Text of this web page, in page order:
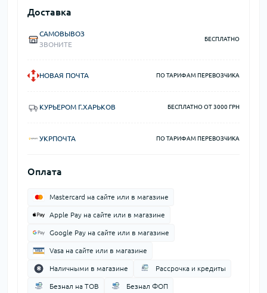
Доставка
САМОВЫВОЗ
ЗВОНИТЕ
БЕСПЛАТНО
НОВАЯ ПОЧТА ПО ТАРИФАМ ПЕРЕВОЗЧИКА
КУРЬЕРОМ Г.ХАРЬКОВ БЕСПЛАТНО ОТ 3000 ГРН
УКРПОЧТА ПО ТАРИФАМ ПЕРЕВОЗЧИКА
Оплата
Mastercard на сайте или в магазине
Apple Pay на сайте или в магазине
Google Pay на сайте или в магазине
Vasa на сайте или в магазине
Наличными в магазине Рассрочка и кредиты
Безнал на ТОВ Безнал ФОП